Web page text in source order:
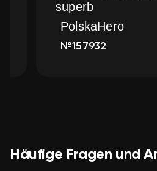
04.08.2025
Häufige Fragen und